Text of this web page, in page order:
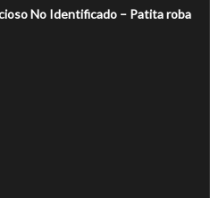
No Identificado – Patita roba